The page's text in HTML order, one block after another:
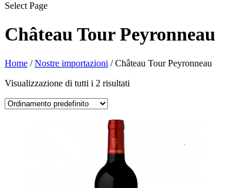
Select Page
Château Tour Peyronneau
Home /Nostre importazioni / Château Tour Peyronneau
Visualizzazione di tutti i 2 risultati